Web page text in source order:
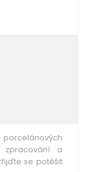
porcelánových
zpracování a
se potěšit